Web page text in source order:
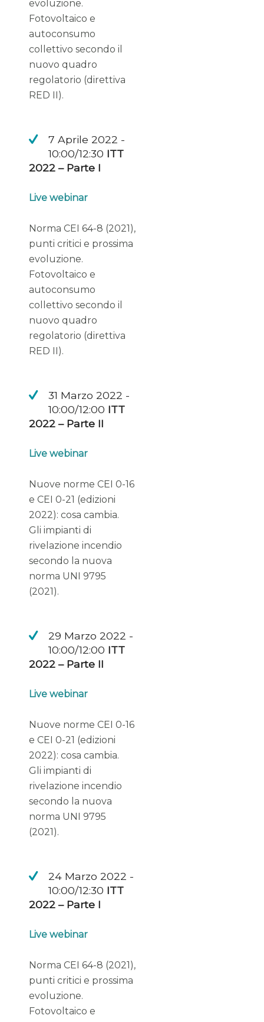
evoluzione.
Fotovoltaico e
autoconsumo
collettivo secondo il
nuovo quadro
regolatorio (direttiva
RED II).
7 Aprile 2022 -
10:00/12:30 ITT
2022 – Parte I
Live webinar
Norma CEI 64-8 (2021),
punti critici e prossima
evoluzione.
Fotovoltaico e
autoconsumo
collettivo secondo il
nuovo quadro
regolatorio (direttiva
RED II).
31 Marzo 2022 -
10:00/12:00 ITT
2022 – Parte II
Live webinar
Nuove norme CEI 0-16
e CEI 0-21 (edizioni
2022): cosa cambia.
Gli impianti di
rivelazione incendio
secondo la nuova
norma UNI 9795
(2021).
29 Marzo 2022 -
10:00/12:00 ITT
2022 – Parte II
Live webinar
Nuove norme CEI 0-16
e CEI 0-21 (edizioni
2022): cosa cambia.
Gli impianti di
rivelazione incendio
secondo la nuova
norma UNI 9795
(2021).
24 Marzo 2022 -
10:00/12:30 ITT
2022 – Parte I
Live webinar
Norma CEI 64-8 (2021),
punti critici e prossima
evoluzione.
Fotovoltaico e